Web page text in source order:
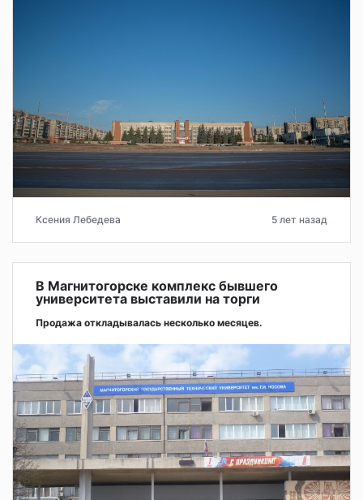
Ксения Лебедева 5 лет назад
В Магнитогорске комплекс бывшего
университета выставили на торги
Продажа откладывалась несколько месяцев.